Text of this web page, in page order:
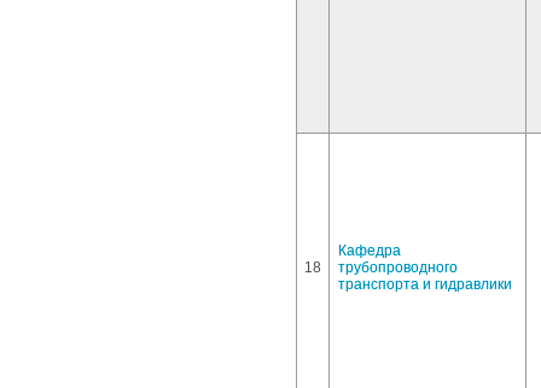
18
Кафедра
трубопроводного
транспорта и гидравлики